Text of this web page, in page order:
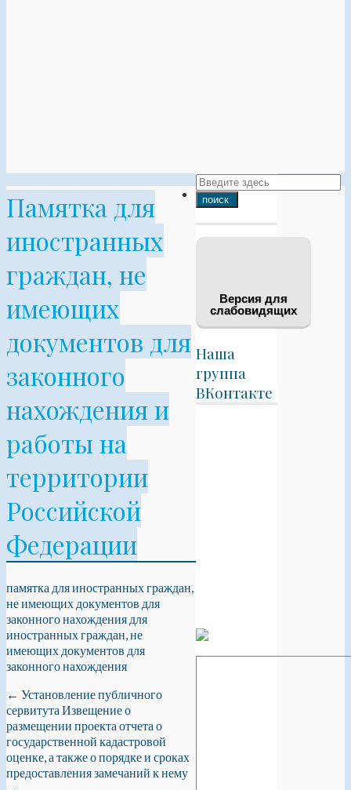
Версия для
слабовидящих
Наша
группа
ВКонтакте
Памятка для
иностранных
граждан, не
имеющих
документов для
законного
нахождения и
работы на
территории
Российской
Федерации
памятка для иностранных граждан,
не имеющих документов для
законного нахождения для
иностранных граждан, не
имеющих документов для
законного нахождения
← Установление публичного
сервитута Извещение о
размещении проекта отчета о
государственной кадастровой
оценке, а также о порядке и сроках
предоставления замечаний к нему